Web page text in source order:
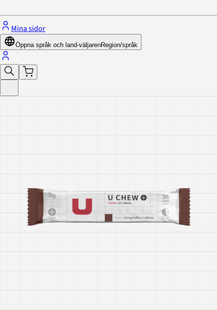
Mina sidor
Öppna språk och land-väljarenRegion/språk